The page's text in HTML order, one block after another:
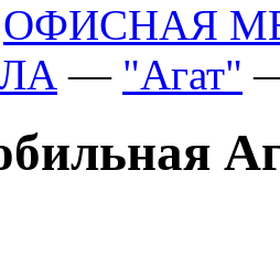
ОФИСНАЯ
— "Агат"